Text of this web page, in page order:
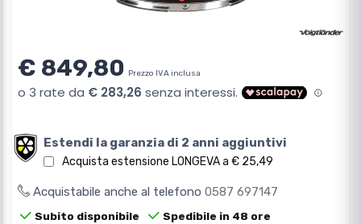
€ 849,80 Prezzo IVA inclusa
Estendi la garanzia di 2 anni aggiuntivi
Acquista estensione LONGEVA a € 25,49
Acquistabile anche al telefono 0587 697147
Subito disponibile Spedibile in 48 ore